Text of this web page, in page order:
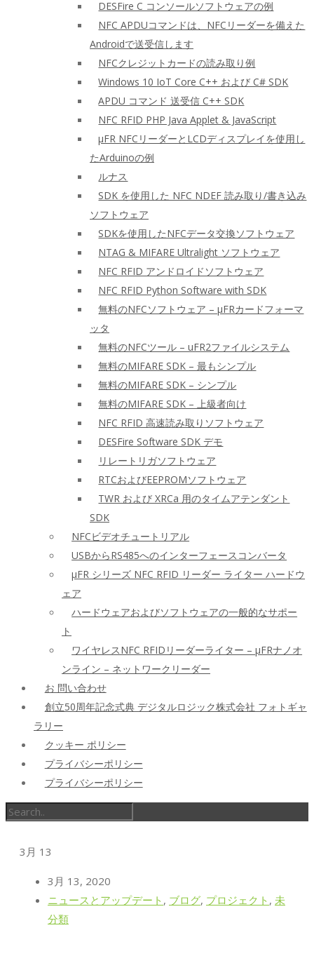
DESFire C コンソールソフトウェアの例
NFC APDUコマンドは、NFCリーダーを備えた
Androidで送受信します
NFCクレジットカードの読み取り例
Windows 10 IoT Core C++ および C# SDK
APDU コマンド 送受信 C++ SDK
NFC RFID PHP Java Applet & JavaScript
μFR NFCリーダーとLCDディスプレイを使用し
たArduinoの例
ルナス
SDK を使用した NFC NDEF 読み取り/書き込み
ソフトウェア
SDKを使用したNFCデータ交換ソフトウェア
NTAG & MIFARE Ultralight ソフトウェア
NFC RFID アンドロイドソフトウェア
NFC RFID Python Software with SDK
無料のNFCソフトウェア – μFRカードフォーマ
ッタ
無料のNFCツール – uFR2ファイルシステム
無料のMIFARE SDK – 最もシンプル
無料のMIFARE SDK – シンプル
無料のMIFARE SDK – 上級者向け
NFC RFID 高速読み取りソフトウェア
DESFire Software SDK デモ
リレートリガソフトウェア
RTCおよびEEPROMソフトウェア
TWR および XRCa 用のタイムアテンダント
SDK
NFCビデオチュートリアル
USBからRS485へのインターフェースコンバータ
μFR シリーズ NFC RFID リーダー ライター ハードウ
ェア
ハードウェアおよびソフトウェアの一般的なサポー
ト
ワイヤレスNFC RFIDリーダーライター – μFRナノオ
ンライン – ネットワークリーダー
お 問い合わせ
創立50周年記念式典 デジタルロジック株式会社 フォトギャ
ラリー
クッキー ポリシー
プライバシーポリシー
プライバシーポリシー
3月 13
3月 13, 2020
ニュースとアップデート , ブログ, プロジェクト , 未
分類